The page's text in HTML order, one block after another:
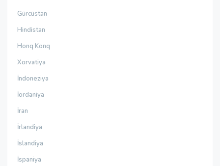
Gürcüstan
Hindistan
Honq Konq
Xorvatiya
İndoneziya
İordaniya
İran
İrlandiya
İslandiya
İspaniya